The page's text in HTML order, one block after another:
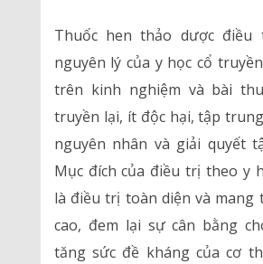
Thuốc hen thảo dược điều
nguyên lý của y học cổ
trên kinh nghiệm và bài
truyền lại, ít độc hại, tập
nguyên nhân và giải quyết
Mục đích của điều trị theo y
là điều trị toàn diện và mang
cao, đem lại sự cân bằng
tăng sức đề kháng của cơ